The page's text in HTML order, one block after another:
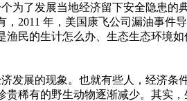
了发展当地经济留下安全隐患的
2011 年，美国康飞公司漏油事件
民的生计怎么办、生态生态环境
展的现象。也就有些人，经济条
稀有的野生动物逐渐减少。其实